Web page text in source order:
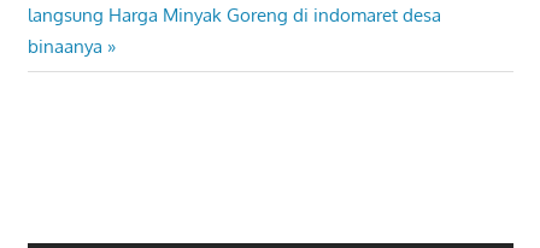
Post:
langsung Harga Minyak Goreng di indomaret desa
binaanya